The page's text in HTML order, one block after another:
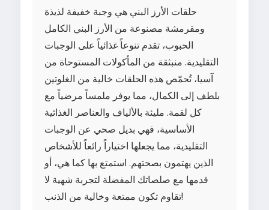
حلقات الأرز البني هي وجبة خفيفة لذيذة
ومقرمشة مصنوعة من الأرز البني الكامل
الحبوب، تقدم تنوعاً غذائياً على الوجبات
التقليدية. منبثقة من المأكولات المستوحاة من
آسيا، تُحمّص هذه الحلقات خالية من الغلوتين
بلطف إلى الكمال، مما يوفر ملمساً مرضياً مع
كل لقمة. مليئة بالألياف والعناصر الغذائية
الأساسية، فهي بديل صحي عن الوجبات
التقليدية، مما يجعلها اختياراً رائعاً للأشخاص
الذين يهتمون بصحتهم. استمتع بها كما هي، أو
قدمها مع صلصاتك المفضلة لتجربة شهية لا
تقاوم تكون ممتعة وخالية من الذنب!